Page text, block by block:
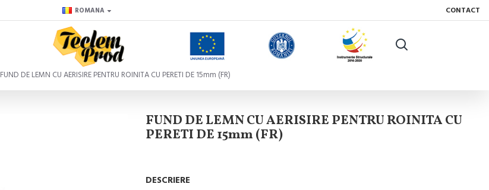
ROMANA CONTACT
FUND DE LEMN CU AERISIRE PENTRU ROINITA CU PERETI DE 15mm (FR)
FUND DE LEMN CU AERISIRE PENTRU ROINITA CU
PERETI DE 15mm (FR)
DESCRIERE